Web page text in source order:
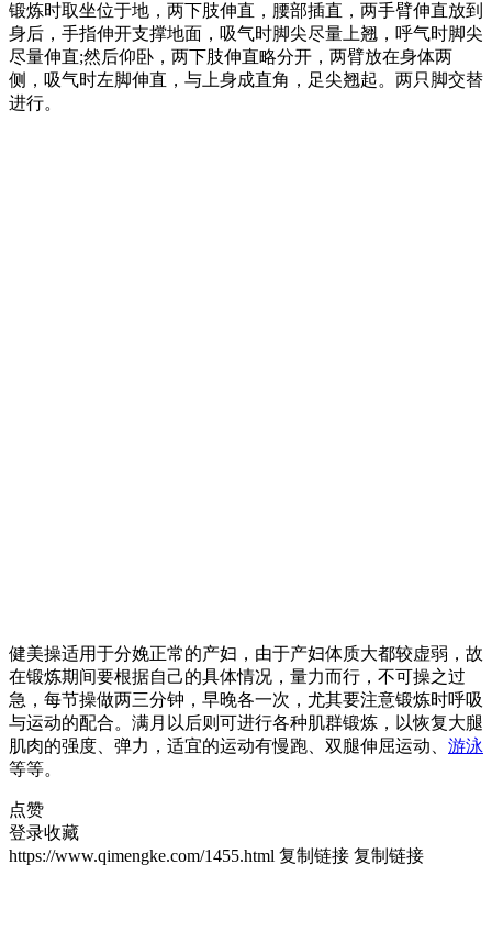
锻炼时取坐位于地，两下肢伸直，腰部插直，两手臂伸直放到
身后，手指伸开支撑地面，吸气时脚尖尽量上翘，呼气时脚尖
尽量伸直;然后仰卧，两下肢伸直略分开，两臂放在身体两
侧，吸气时左脚伸直，与上身成直角，足尖翘起。两只脚交替
进行。
健美操适用于分娩正常的产妇，由于产妇体质大都较虚弱，故
在锻炼期间要根据自己的具体情况，量力而行，不可操之过
急，每节操做两三分钟，早晚各一次，尤其要注意锻炼时呼吸
与运动的配合。满月以后则可进行各种肌群锻炼，以恢复大腿
肌肉的强度、弹力，适宜的运动有慢跑、双腿伸屈运动、 游泳
等等。
点赞
登录收藏
https://www.qimengke.com/1455.html 复制链接 复制链接